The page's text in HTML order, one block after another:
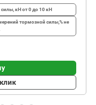
силы, кНот 0 до 10 кН
тормозной силы,%не